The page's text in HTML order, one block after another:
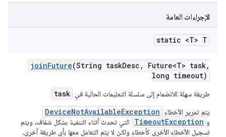
الإجراءات العامة
static <T> T
joinFuture(String taskDesc , Future<T> task,
long timeout)
طريقة سهلة للانضمام إلى سلسلة التعليمات الحالية في task
يتم تمرير الأخطاء DeviceNotAvailableException
و TimeoutException
التي تحدث أثناء التنفيذ بشكل شفاف، ويتم
تسجيل الأخطاء الأخرى كأخطاء ولكن لا يتم التعامل معها بأي طريقة أخرى.